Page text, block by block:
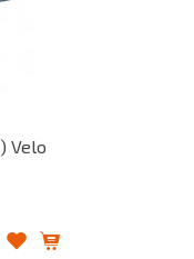
Velo